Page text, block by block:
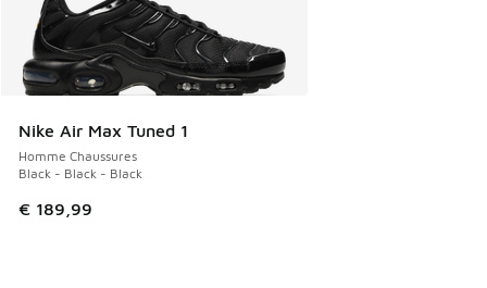
Nike Air Max Tuned 1
Homme Chaussures
Black - Black - Black
€ 189,99